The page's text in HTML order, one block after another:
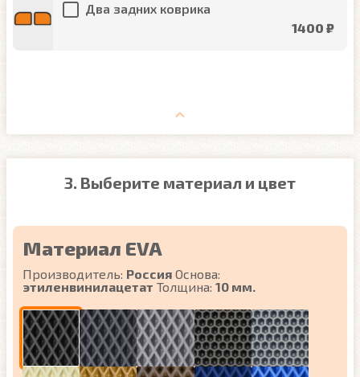
Два задних коврика
1400 ₽
3. Выберите материал и цвет
Материал EVA
Производитель: Россия Основа:
этиленвинилацетат Толщина: 10 мм.